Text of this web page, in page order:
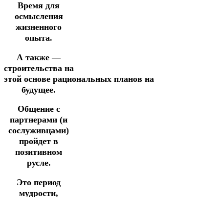
Время для
осмысления
жизненного
опыта.
А также —
строительства на
этой основе рациональных планов на
будущее.
Общение с
партнерами (и
сослуживцами)
пройдет в
позитивном
русле.
Это период
мудрости,